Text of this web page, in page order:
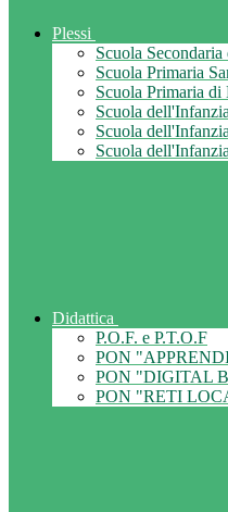
Plessi
Scuola
Scuola Primaria
Scuola Primaria di
Scuola
Scuola
Scuola
Didattica
P.O.F. e P.T.O.F
PON
PON "DIGITAL
PON "RETI